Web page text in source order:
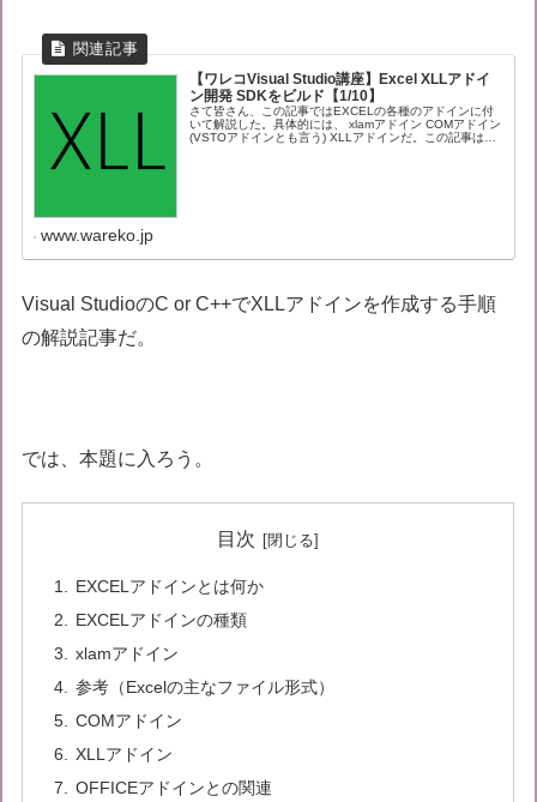
【ワレコVisual Studio講座】Excel XLLアドイ
ン開発 SDKをビルド【1/10】
さて皆さん、この記事ではEXCELの各種のアドインに付
いて解説した。具体的には、 xlamアドイン COMアドイン
(VSTOアドインとも言う) XLLアドインだ。この記事は結
www.wareko.jp
Visual StudioのC or C++でXLLアドインを作成する手順
の解説記事だ。
では、本題に入ろう。
目次
EXCELアドインとは何か
EXCELアドインの種類
xlamアドイン
参考（Excelの主なファイル形式）
COMアドイン
XLLアドイン
OFFICEアドインとの関連